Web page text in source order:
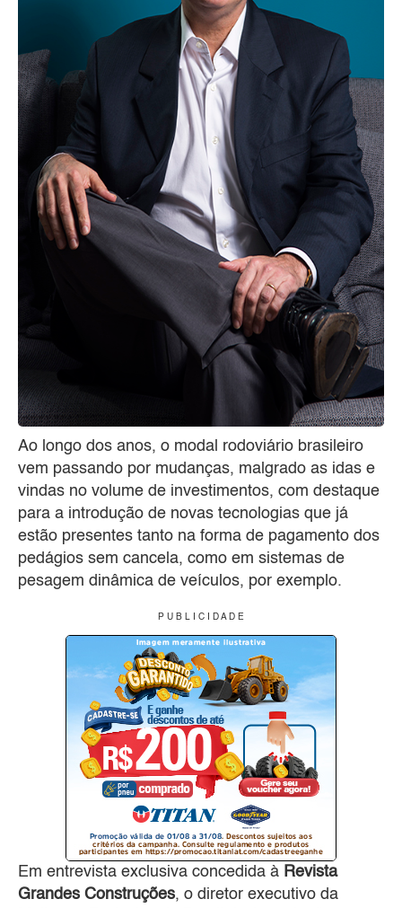
Ao longo dos anos, o modal rodoviário brasileiro
vem passando por mudanças, malgrado as idas e
vindas no volume de investimentos, com destaque
para a introdução de novas tecnologias que já
estão presentes tanto na forma de pagamento dos
pedágios sem cancela, como em sistemas de
pesagem dinâmica de veículos, por exemplo.
P U B L I C I D A D E
Em entrevista exclusiva concedida à Revista
Grandes Construções, o diretor executivo da